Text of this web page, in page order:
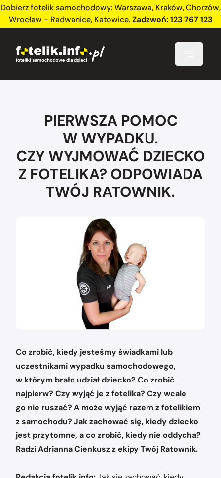
Dobierz fotelik samochodowy:Warszawa, Kraków,Chorzów,
Wrocław - Radwanice, Katowice.Zadzwoń:123 767 123
PIERWSZA POMOC
W WYPADKU.
CZY WYJMOWAĆ DZIECKO
Z FOTELIKA? ODPOWIADA
TWÓJ RATOWNIK.
Co zrobić, kiedy jesteśmy świadkami lub
uczestnikami wypadku samochodowego,
w którym brało udział dziecko? Co zrobić
najpierw? Czy wyjąć je z fotelika? Czy wcale
go nie ruszać? A może wyjąć razem z fotelikiem
z samochodu? Jak zachować się, kiedy dziecko
jest przytomne, a co zrobić, kiedy nie oddycha?
Radzi Adrianna Cienkusz z ekipy Twój Ratownik.